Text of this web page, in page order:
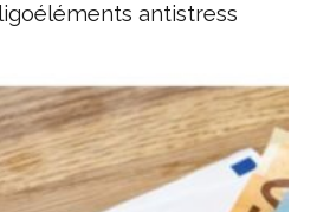
antistress